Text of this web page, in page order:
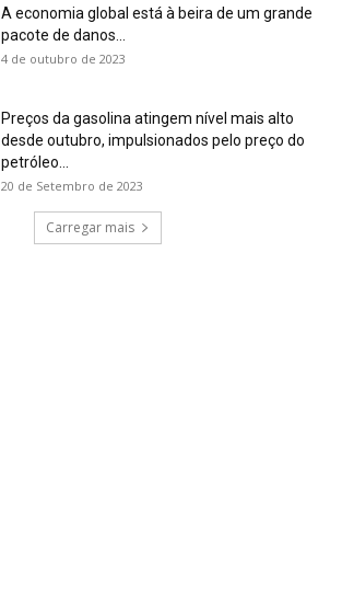
A economia global está à beira de um grande
pacote de danos...
4 de outubro de 2023
Preços da gasolina atingem nível mais alto
desde outubro, impulsionados pelo preço do
petróleo...
20 de Setembro de 2023
Carregar mais